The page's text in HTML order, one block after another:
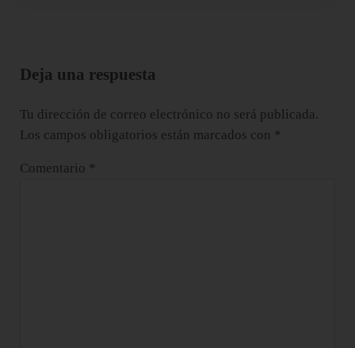
Deja una respuesta
Tu dirección de correo electrónico no será publicada.
Los campos obligatorios están marcados con *
Comentario *